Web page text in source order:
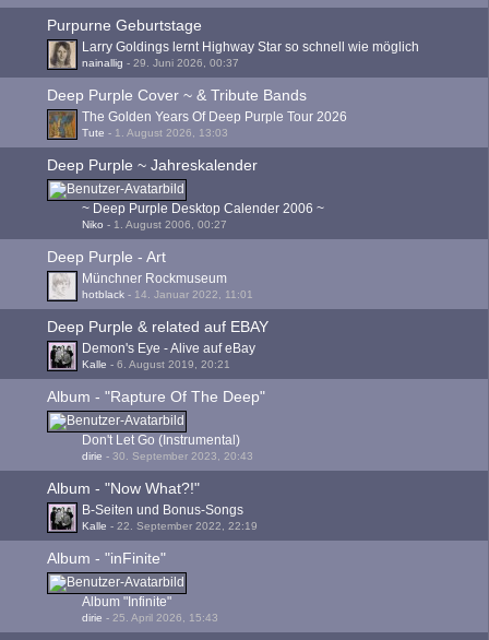
Purpurne Geburtstage
Larry Goldings lernt Highway Star so schnell wie möglich
nainallig - 29. Juni 2026, 00:37
Deep Purple Cover ~ & Tribute Bands
The Golden Years Of Deep Purple Tour 2026
Tute - 1. August 2026, 13:03
Deep Purple ~ Jahreskalender
~ Deep Purple Desktop Calender 2006 ~
Niko - 1. August 2006, 00:27
Deep Purple - Art
Münchner Rockmuseum
hotblack - 14. Januar 2022, 11:01
Deep Purple & related auf EBAY
Demon's Eye - Alive auf eBay
Kalle - 6. August 2019, 20:21
Album - "Rapture Of The Deep"
Don't Let Go (Instrumental)
dirie - 30. September 2023, 20:43
Album - "Now What?!"
B-Seiten und Bonus-Songs
Kalle - 22. September 2022, 22:19
Album - "inFinite"
Album "Infinite"
dirie - 25. April 2026, 15:43